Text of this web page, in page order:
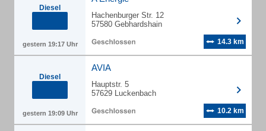
Diesel
gestern 19:17 Uhr
Hachenburger Str. 12
57580 Gebhardshain
14.3 km
Diesel
gestern 19:09 Uhr
AVIA
Hauptstr. 5
57629 Luckenbach
10.2 km